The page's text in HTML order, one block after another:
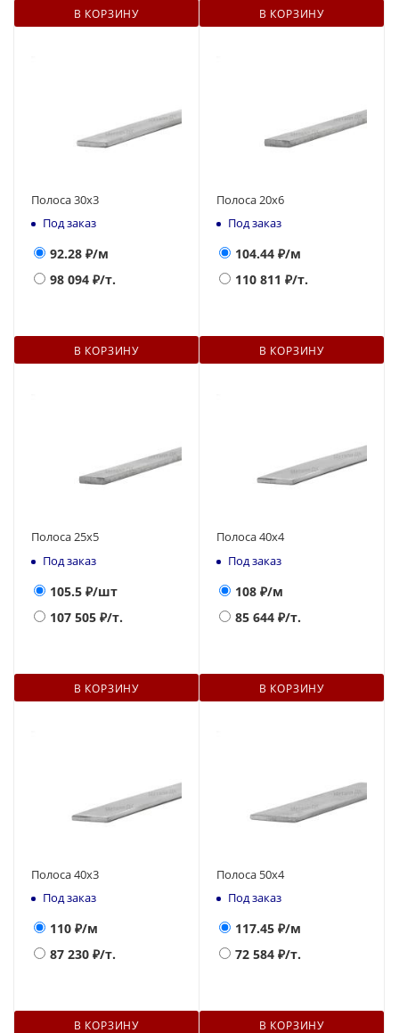
В КОРЗИНУ В КОРЗИНУ
Полоса 30х3
Под заказ
92.28 ₽/м
98 094 ₽/т.
В КОРЗИНУ
Полоса 20х6
Под заказ
104.44 ₽/м
110 811 ₽/т.
В КОРЗИНУ
Полоса 25х5
Под заказ
105.5 ₽/шт
107 505 ₽/т.
В КОРЗИНУ
Полоса 40х4
Под заказ
108 ₽/м
85 644 ₽/т.
В КОРЗИНУ
Полоса 40х3
Под заказ
110 ₽/м
87 230 ₽/т.
В КОРЗИНУ
Полоса 50х4
Под заказ
117.45 ₽/м
72 584 ₽/т.
В КОРЗИНУ